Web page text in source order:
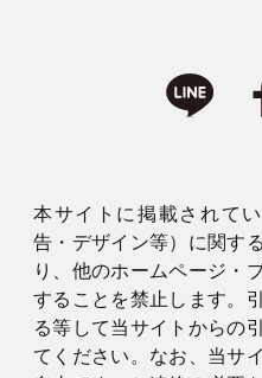
本サイトに掲載されて
告・デザイン等）に関す
り、他のホームページ・
することを禁止します。
る等して当サイトからの
てください。なお、当サ